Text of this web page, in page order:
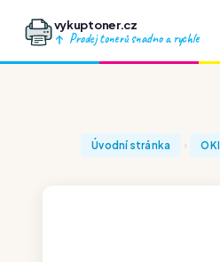
vykuptoner.cz
Prodej tonerů snadno a rychle
Úvodní stránka OKI